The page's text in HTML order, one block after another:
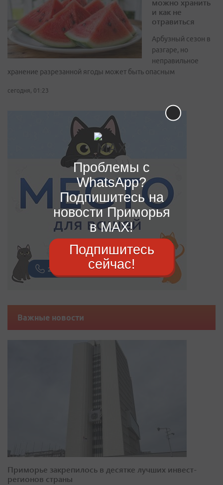
можно хранить
и как не
отравиться
Арбузный сезон в
разгаре, но
неправильное
хранение разрезанной ягоды может быть опасным
сегодня, 01:23
Важные новости
Приморье закрепилось в десятке лучших инвест-
регионов страны
Проблемы с
WhatsApp?
Подпишитесь на
новости Приморья
в MAX!
Подпишитесь
сейчас!